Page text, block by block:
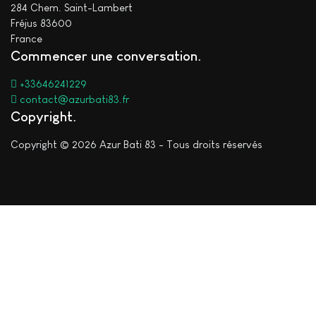
284 Chem. Saint-Lambert
Fréjus 83600
France
Commencer une conversation
+33646241229
contact@azurbati83.fr
Copyright
Copyright © 2026 Azur Bati 83 - Tous droits réservés